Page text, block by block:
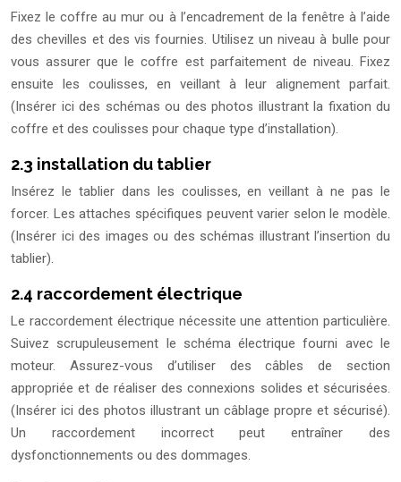
Fixez le coffre au mur ou à l’encadrement de la fenêtre à l’aide
des chevilles et des vis fournies. Utilisez un niveau à bulle pour
vous assurer que le coffre est parfaitement de niveau. Fixez
ensuite les coulisses, en veillant à leur alignement parfait.
(Insérer ici des schémas ou des photos illustrant la fixation du
coffre et des coulisses pour chaque type d’installation).
2.3 installation du tablier
Insérez le tablier dans les coulisses, en veillant à ne pas le
forcer. Les attaches spécifiques peuvent varier selon le modèle.
(Insérer ici des images ou des schémas illustrant l’insertion du
tablier).
2.4 raccordement électrique
Le raccordement électrique nécessite une attention particulière.
Suivez scrupuleusement le schéma électrique fourni avec le
moteur. Assurez-vous d’utiliser des câbles de section
appropriée et de réaliser des connexions solides et sécurisées.
(Insérer ici des photos illustrant un câblage propre et sécurisé).
Un raccordement incorrect peut entraîner des
dysfonctionnements ou des dommages.